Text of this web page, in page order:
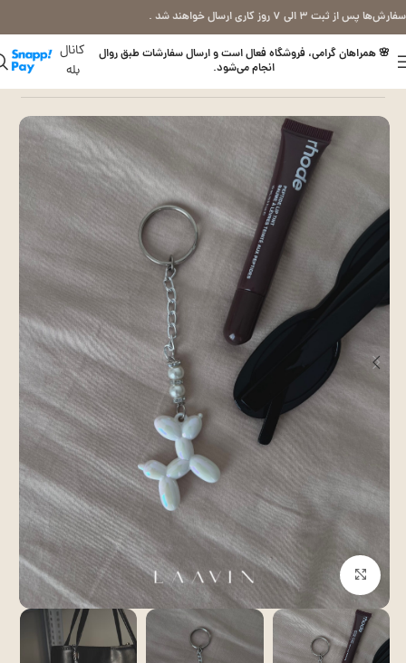
سفارش‌ها پس از ثبت ۳ الی ۷ روز کاری ارسال خواهند شد .
🌸 همراهان گرامی، فروشگاه فعال است و ارسال سفارشات طبق روال
انجام می‌شود.
کانال
بله
خانه آویز ( جاسوویچی )
بزرگنمایی تصویر